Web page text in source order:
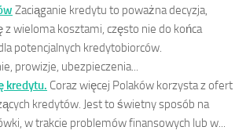
Zaciąganie kredytu to poważna decyzja,
z wieloma kosztami, często nie do końca
potencjalnych kredytobiorców.
prowizje, ubezpieczenia...
kredytu. Coraz więcej Polaków korzysta z ofert
kredytów. Jest to świetny sposób na
w trakcie problemów finansowych lub w...